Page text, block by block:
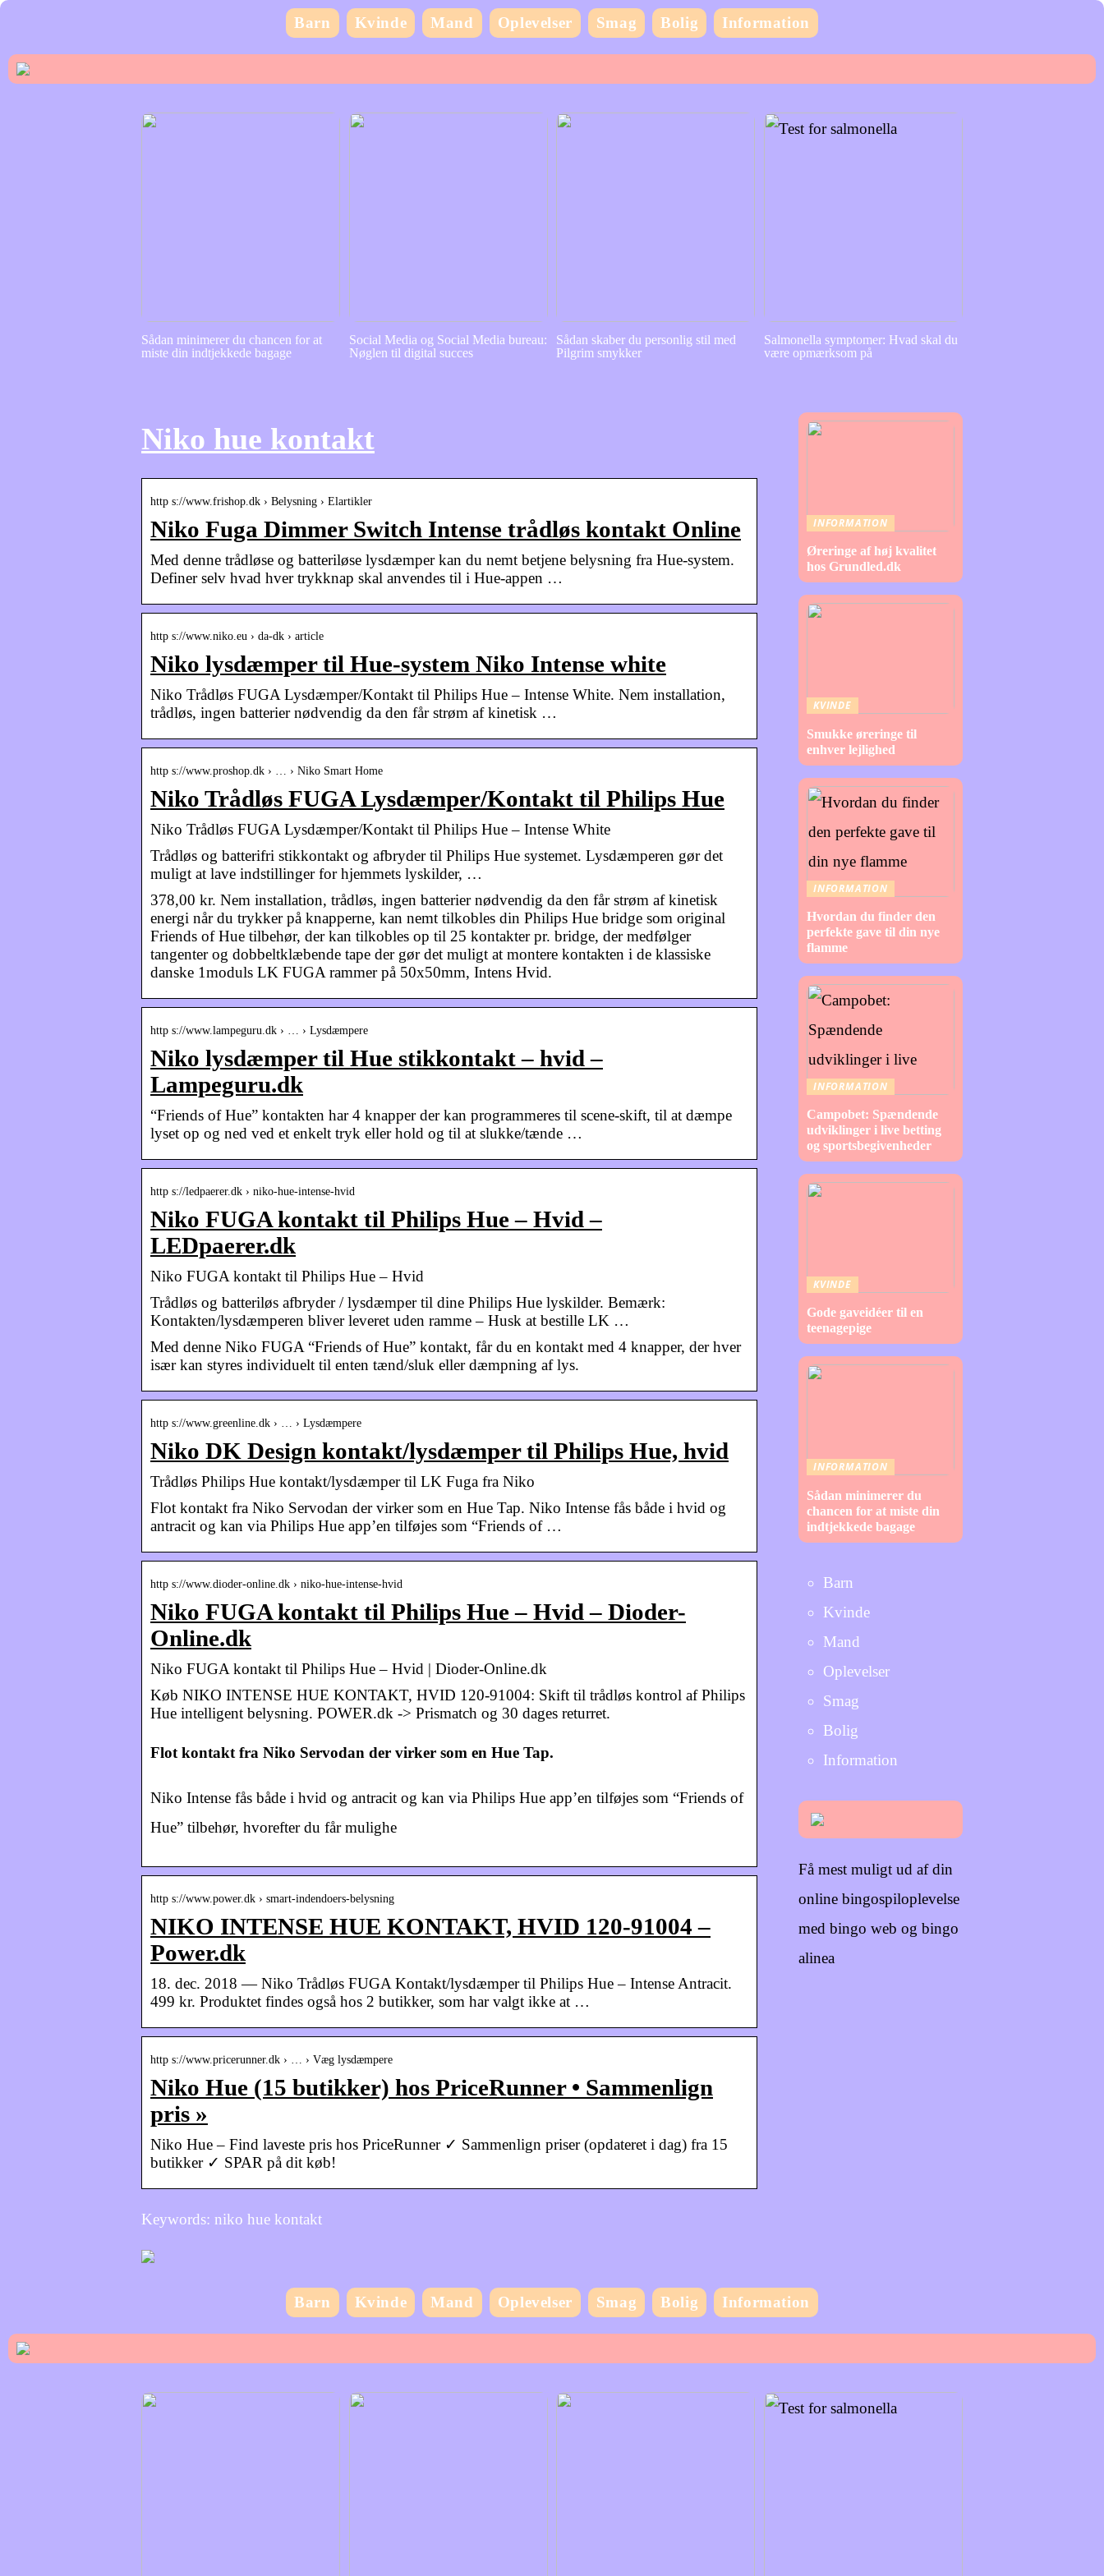
Barn Kvinde Mand Oplevelser Smag Bolig Information
Sådan minimerer du chancen for at
miste din indtjekkede bagage
Social Media og Social Media bureau:
Nøglen til digital succes
Sådan skaber du personlig stil med
Pilgrim smykker
Salmonella symptomer: Hvad skal du
være opmærksom på
Niko hue kontakt
http s://www.frishop.dk › Belysning › Elartikler
Niko Fuga Dimmer Switch Intense trådløs kontakt Online
Med denne trådløse og batteriløse lysdæmper kan du nemt betjene belysning fra Hue-system.
Definer selv hvad hver trykknap skal anvendes til i Hue-appen …
http s://www.niko.eu › da-dk › article
Niko lysdæmper til Hue-system Niko Intense white
Niko Trådløs FUGA Lysdæmper/Kontakt til Philips Hue – Intense White. Nem installation,
trådløs, ingen batterier nødvendig da den får strøm af kinetisk …
http s://www.proshop.dk › … › Niko Smart Home
Niko Trådløs FUGA Lysdæmper/Kontakt til Philips Hue
Niko Trådløs FUGA Lysdæmper/Kontakt til Philips Hue – Intense White
Trådløs og batterifri stikkontakt og afbryder til Philips Hue systemet. Lysdæmperen gør det
muligt at lave indstillinger for hjemmets lyskilder, …
378,00 kr. Nem installation, trådløs, ingen batterier nødvendig da den får strøm af kinetisk
energi når du trykker på knapperne, kan nemt tilkobles din Philips Hue bridge som original
Friends of Hue tilbehør, der kan tilkobles op til 25 kontakter pr. bridge, der medfølger
tangenter og dobbeltklæbende tape der gør det muligt at montere kontakten i de klassiske
danske 1moduls LK FUGA rammer på 50x50mm, Intens Hvid.
http s://www.lampeguru.dk › … › Lysdæmpere
Niko lysdæmper til Hue stikkontakt – hvid –
Lampeguru.dk
“Friends of Hue” kontakten har 4 knapper der kan programmeres til scene-skift, til at dæmpe
lyset op og ned ved et enkelt tryk eller hold og til at slukke/tænde …
http s://ledpaerer.dk › niko-hue-intense-hvid
Niko FUGA kontakt til Philips Hue – Hvid –
LEDpaerer.dk
Niko FUGA kontakt til Philips Hue – Hvid
Trådløs og batteriløs afbryder / lysdæmper til dine Philips Hue lyskilder. Bemærk:
Kontakten/lysdæmperen bliver leveret uden ramme – Husk at bestille LK …
Med denne Niko FUGA “Friends of Hue” kontakt, får du en kontakt med 4 knapper, der hver
især kan styres individuelt til enten tænd/sluk eller dæmpning af lys.
http s://www.greenline.dk › … › Lysdæmpere
Niko DK Design kontakt/lysdæmper til Philips Hue, hvid
Trådløs Philips Hue kontakt/lysdæmper til LK Fuga fra Niko
Flot kontakt fra Niko Servodan der virker som en Hue Tap. Niko Intense fås både i hvid og
antracit og kan via Philips Hue app’en tilføjes som “Friends of …
http s://www.dioder-online.dk › niko-hue-intense-hvid
Niko FUGA kontakt til Philips Hue – Hvid – Dioder-
Online.dk
Niko FUGA kontakt til Philips Hue – Hvid | Dioder-Online.dk
Køb NIKO INTENSE HUE KONTAKT, HVID 120-91004: Skift til trådløs kontrol af Philips
Hue intelligent belysning. POWER.dk -> Prismatch og 30 dages returret.
Flot kontakt fra Niko Servodan der virker som en Hue Tap.
Niko Intense fås både i hvid og antracit og kan via Philips Hue app’en tilføjes som “Friends of
Hue” tilbehør, hvorefter du får mulighe
http s://www.power.dk › smart-indendoers-belysning
NIKO INTENSE HUE KONTAKT, HVID 120-91004 –
Power.dk
18. dec. 2018 — Niko Trådløs FUGA Kontakt/lysdæmper til Philips Hue – Intense Antracit.
499 kr. Produktet findes også hos 2 butikker, som har valgt ikke at …
http s://www.pricerunner.dk › … › Væg lysdæmpere
Niko Hue (15 butikker) hos PriceRunner • Sammenlign
pris »
Niko Hue – Find laveste pris hos PriceRunner ✓ Sammenlign priser (opdateret i dag) fra 15
butikker ✓ SPAR på dit køb!
Keywords: niko hue kontakt
INFORMATION
Øreringe af høj kvalitet
hos Grundled.dk
KVINDE
Smukke øreringe til
enhver lejlighed
INFORMATION
Hvordan du finder den
perfekte gave til din nye
flamme
INFORMATION
Campobet: Spændende
udviklinger i live betting
og sportsbegivenheder
KVINDE
Gode gaveidéer til en
teenagepige
INFORMATION
Sådan minimerer du
chancen for at miste din
indtjekkede bagage
Barn
Kvinde
Mand
Oplevelser
Smag
Bolig
Information
Få mest muligt ud af din
online bingospiloplevelse
med bingo web og bingo
alinea
Barn Kvinde Mand Oplevelser Smag Bolig Information